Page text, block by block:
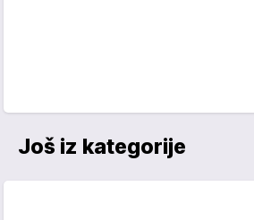
Još iz kategorije